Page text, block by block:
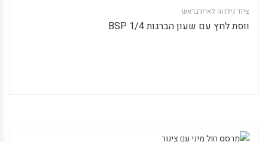
ציוד נילווה לאיירבראש
ווסת לחץ עם שעון הברגות 1/4 BSP